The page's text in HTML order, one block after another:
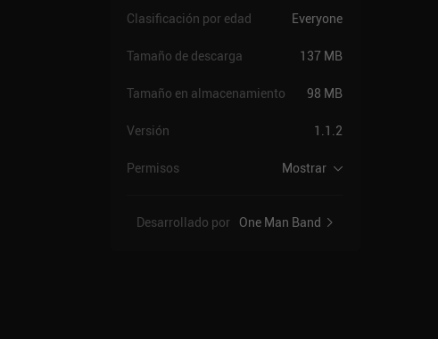
Clasificación por edad Everyone
Tamaño de descarga 137 MB
Tamaño en almacenamiento 98 MB
Versión 1.1.2
Permisos Mostrar
Desarrollado por One Man Band